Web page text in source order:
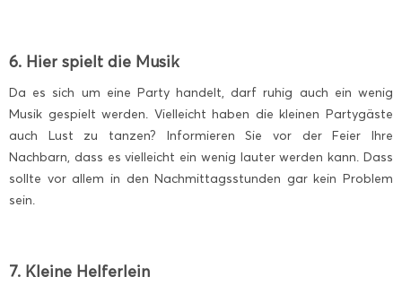
6. Hier spielt die Musik
Da es sich um eine Party handelt, darf ruhig auch ein wenig
Musik gespielt werden. Vielleicht haben die kleinen Partygäste
auch Lust zu tanzen? Informieren Sie vor der Feier Ihre
Nachbarn, dass es vielleicht ein wenig lauter werden kann. Dass
sollte vor allem in den Nachmittagsstunden gar kein Problem
sein.
7. Kleine Helferlein